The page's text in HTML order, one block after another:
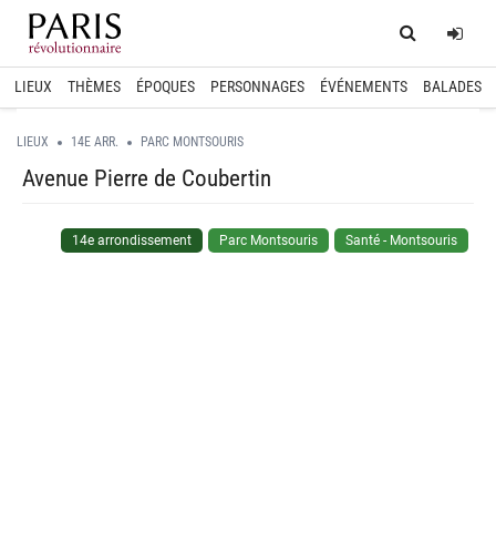
Home
LIEUX THÈMES ÉPOQUES PERSONNAGES ÉVÉNEMENTS BALADES
LIEUX 14E ARR. PARC MONTSOURIS
Avenue Pierre de Coubertin
14e arrondissement Parc Montsouris Santé - Montsouris